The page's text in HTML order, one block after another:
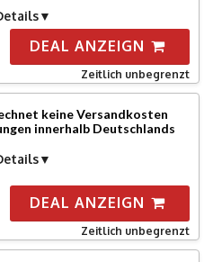
DEAL ANZEIGN
Zeitlich unbegrenzt
keine Versandkosten
innerhalb Deutschlands
DEAL ANZEIGN
Zeitlich unbegrenzt